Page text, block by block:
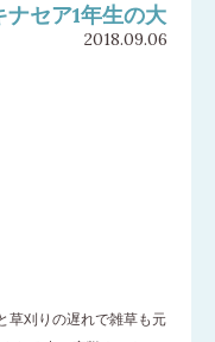
セア1年生の大
2018.09.06
草刈りの遅れで雑草も元